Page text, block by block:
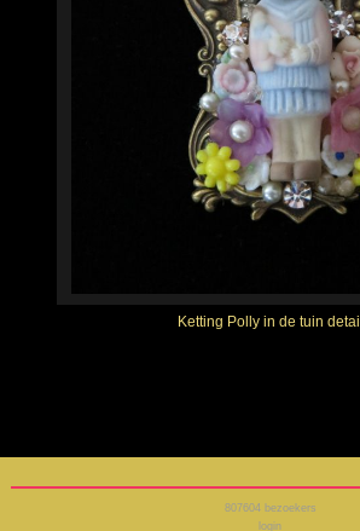
Ketting Polly in de tuin detail
807604bezoekers
login